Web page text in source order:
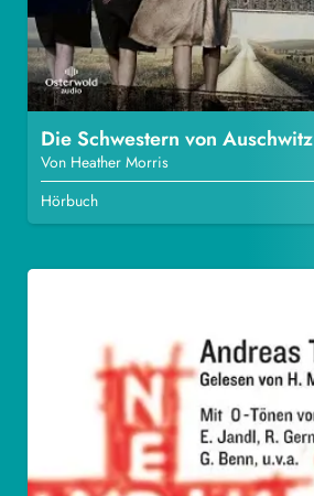
Die Schwestern von Auschwitz
Von Heather Morris
Hörbuch